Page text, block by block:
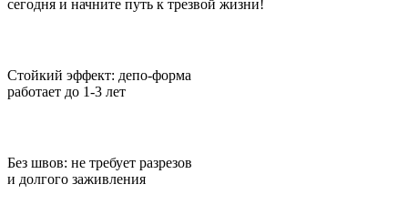
сегодня и начните путь к трезвой жизни!
Стойкий эффект: депо-форма
работает до 1-3 лет
Без швов: не требует разрезов
и долгого заживления